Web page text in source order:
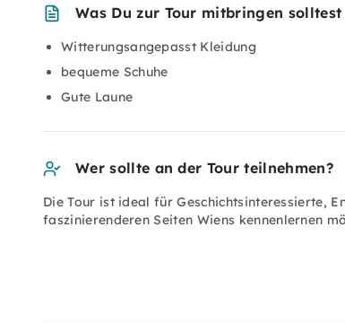
Was Du zur Tour mitbringen solltest
Witterungsangepasst Kleidung
bequeme Schuhe
Gute Laune
Wer sollte an der Tour teilnehmen?
Die Tour ist ideal für Geschichtsinteressierte,
faszinierenderen Seiten Wiens kennenlernen